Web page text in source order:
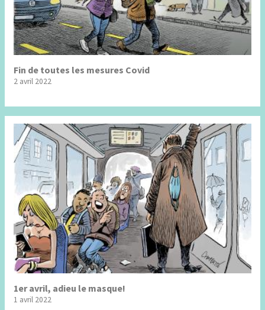
Fin de toutes les mesures Covid
2 avril 2022
1er avril, adieu le masque!
1 avril 2022